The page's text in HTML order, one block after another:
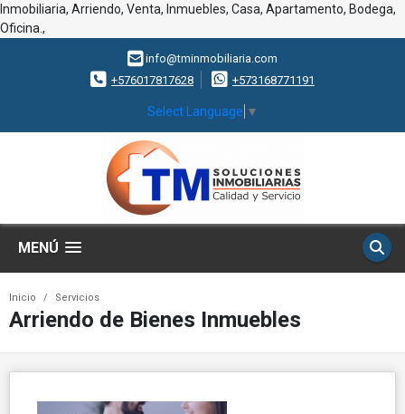
Inmobiliaria, Arriendo, Venta, Inmuebles, Casa, Apartamento, Bodega,
Oficina.,
info@tminmobiliaria.com
+576017817628
+573168771191
Select Language ▼
MENÚ
Inicio Servicios
Arriendo de Bienes Inmuebles